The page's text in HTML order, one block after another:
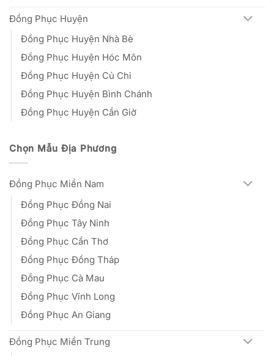
Đồng Phục Huyện
Đồng Phục Huyện Nhà Bè
Đồng Phục Huyện Hóc Môn
Đồng Phục Huyện Củ Chi
Đồng Phục Huyện Bình Chánh
Đồng Phục Huyện Cần Giờ
Chọn Mẫu Địa Phương
Đồng Phục Miền Nam
Đồng Phục Đồng Nai
Đồng Phục Tây Ninh
Đồng Phục Cần Thơ
Đồng Phục Đồng Tháp
Đồng Phục Cà Mau
Đồng Phục Vĩnh Long
Đồng Phục An Giang
Đồng Phục Miền Trung